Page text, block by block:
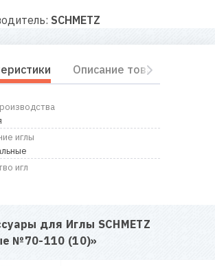
SCHMETZ
Описание товара
иглы
игл
для Иглы SCHMETZ
№70-110 (10)»